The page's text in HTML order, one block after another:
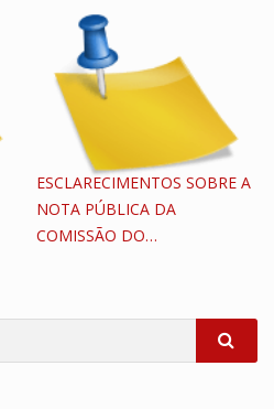
ESCLARECIMENTOS SOBRE A
NOTA PÚBLICA DA
COMISSÃO DO…